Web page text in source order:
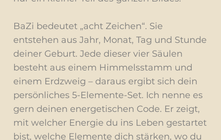
BaZi bedeutet „acht Zeichen“. Sie
entstehen aus Jahr, Monat, Tag und Stunde
deiner Geburt. Jede dieser vier Säulen
besteht aus einem Himmelsstamm und
einem Erdzweig – daraus ergibt sich dein
persönliches 5-Elemente-Set. Ich nenne es
gern deinen energetischen Code. Er zeigt,
mit welcher Energie du ins Leben gestartet
bist, welche Elemente dich stärken, wo du